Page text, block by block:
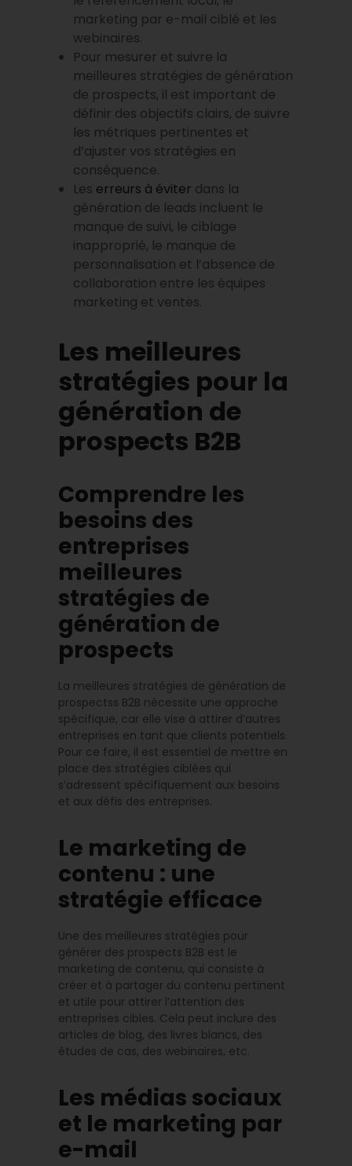
marketing par e-mail ciblé et les
webinaires.
Pour mesurer et suivre la
meilleures stratégies de génération
de prospects, il est important de
définir des objectifs clairs, de suivre
les métriques pertinentes et
d’ajuster vos stratégies en
conséquence.
Les erreurs à éviter dans la
génération de leads incluent le
manque de suivi, le ciblage
inapproprié, le manque de
personnalisation et l’absence de
collaboration entre les équipes
marketing et ventes.
Les meilleures
stratégies pour la
génération de
prospects B2B
Comprendre les
besoins des
entreprises
meilleures
stratégies de
génération de
prospects
La meilleures stratégies de génération de
prospectss B2B nécessite une approche
spécifique, car elle vise à attirer d’autres
entreprises en tant que clients potentiels.
Pour ce faire, il est essentiel de mettre en
place des stratégies ciblées qui
s’adressent spécifiquement aux besoins
et aux défis des entreprises.
Le marketing de
contenu : une
stratégie efficace
Une des meilleures stratégies pour
générer des prospects B2B est le
marketing de contenu, qui consiste à
créer et à partager du contenu pertinent
et utile pour attirer l’attention des
entreprises cibles. Cela peut inclure des
articles de blog, des livres blancs, des
études de cas, des webinaires, etc.
Les médias sociaux
et le marketing par
e-mail